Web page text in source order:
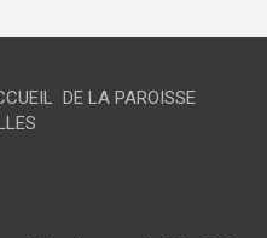
DE LA PAROISSE